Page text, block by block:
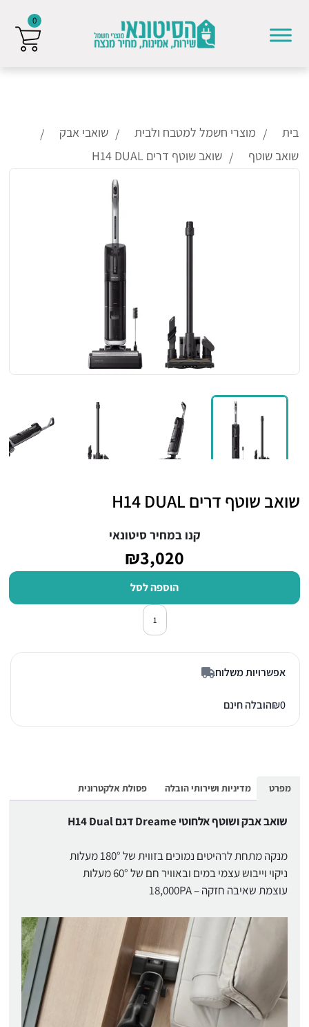
בית מוצרי חשמל למטבח ולבית
שואבי אבק
שואב שוטף
שואב שוטף דרים H14 DUAL
שואב שוטף דרים H14 DUAL
קנו במחיר סיטונאי
₪3,020
הוספה לסל
כמות של שואב שוטף דרים H14 Dual
אפשרויות משלוח
₪0 הובלה חינם
מפרט מדיניות ושירותי הובלה פסולת אלקטרונית
שואב אבק ושוטף אלחוטי Dreame דגם H14 Dual
מנקה מתחת לרהיטים נמוכים בזווית של 180° מעלות
ניקוי וייבוש עצמי במים ובאוויר חם של 60° מעלות
עוצמת שאיבה חזקה – 18,000PA
0